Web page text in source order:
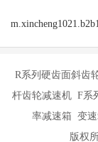
R系列硬齿面斜齿
杆齿轮减速机 F系
率减速箱 变
版权